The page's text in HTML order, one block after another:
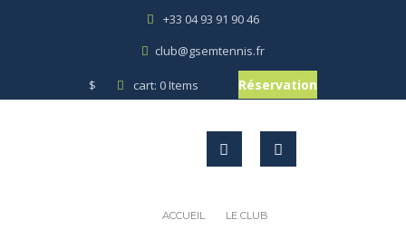
+33 04 93 91 90 46
club@gsemtennis.fr
$ cart: 0 Items Réservation
ACCUEIL LE CLUB